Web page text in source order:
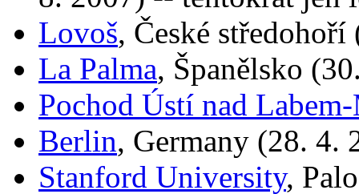
Lovoš, České
La Palma, Španělsko
Pochod Ústí nad
Berlin, Germany (28. 4.
Stanford University,